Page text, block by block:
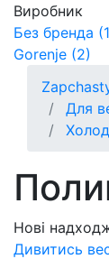
Виробник
Без бренда
Gorenje (2)
Для
Нові
Дивитись